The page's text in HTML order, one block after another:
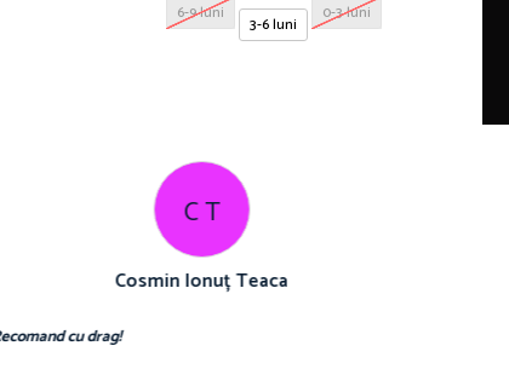
6-9 luni
3-6 luni
0-3 luni
I B
Iuliana Batincu
foarte bun,sunt foarte multumita